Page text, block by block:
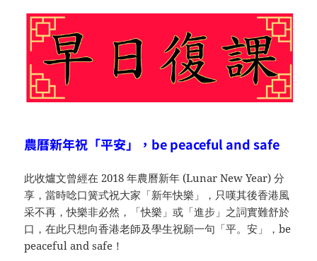
農曆新年祝「平安」，be peaceful and safe
此收爐文曾經在 2018 年農曆新年 (Lunar New Year) 分
享，當時唸口簧式祝大家「新年快樂」，只嘆其後香港風
采不再，快樂非必然，「快樂」或「進步」之詞實難舒於
口，在此只想向香港老師及學生祝願一句「平。安」，be
peaceful and safe！